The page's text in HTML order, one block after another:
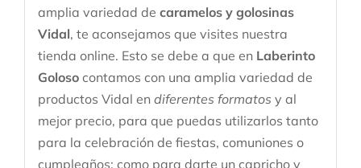
amplia variedad de caramelos y golosinas
Vidal, te aconsejamos que visites nuestra
tienda online. Esto se debe a que en Laberinto
Golosocontamos con una amplia variedad de
productos Vidal en diferentes formatos y al
mejor precio, para que puedas utilizarlos tanto
para la celebración de fiestas, comuniones o
cumpleaños; como para darte un capricho y